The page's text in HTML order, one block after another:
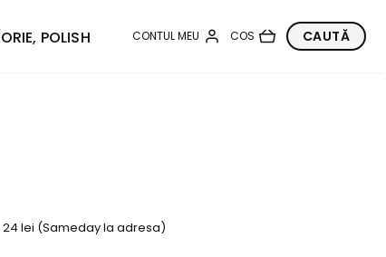
POLISH
24 lei (Sameday la adresa)